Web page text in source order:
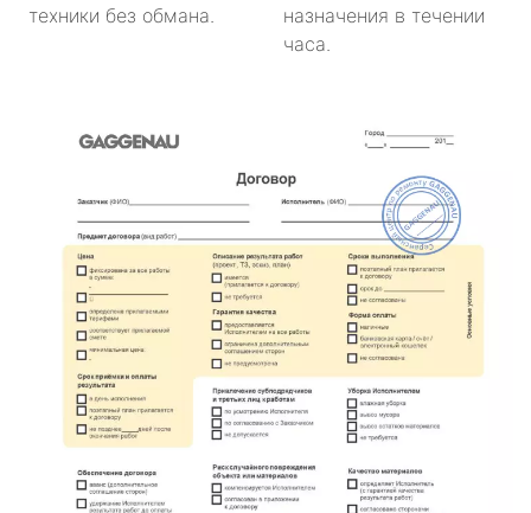
техники без обмана.
назначения в течении
часа.